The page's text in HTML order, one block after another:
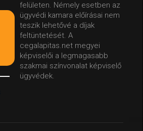
felületen. Némely esetben az
ügyvédi kamara előírásai nem
teszik lehetővé a díjak
feltüntetését. A
cegalapitas.net megyei
képviselői a legmagasabb
szakmai színvonalat képviselő
ügyvédek.